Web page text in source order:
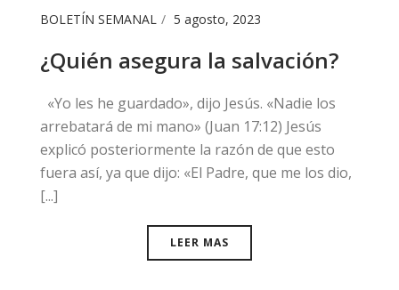
BOLETÍN SEMANAL 5 agosto, 2023
¿Quién asegura la salvación?
«Yo les he guardado», dijo Jesús. «Nadie los
arrebatará de mi mano» (Juan 17:12) Jesús
explicó posteriormente la razón de que esto
fuera así, ya que dijo: «El Padre, que me los dio,
[...]
LEER MAS